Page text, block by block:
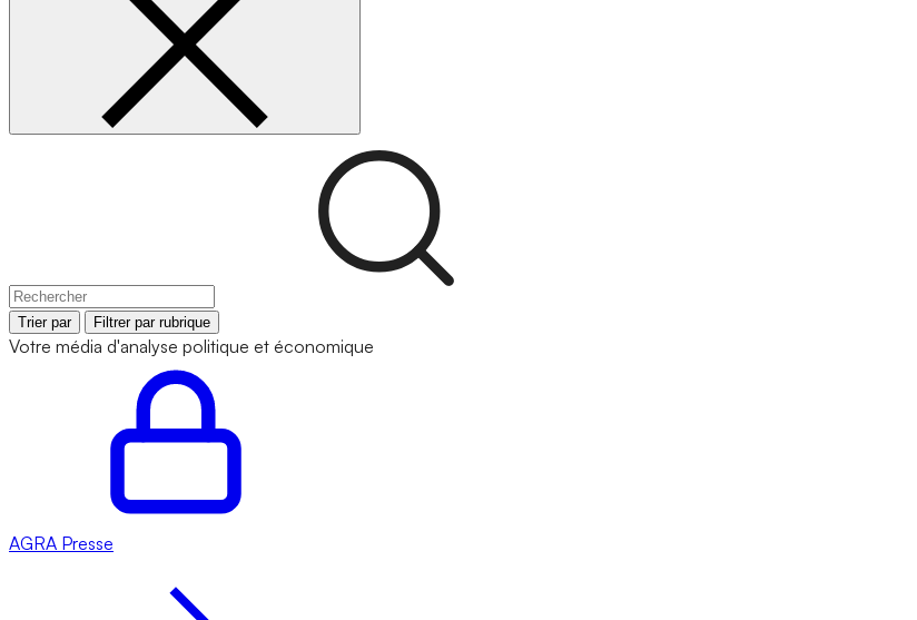
Trier par Filtrer par rubrique
Votre média d'analyse politique et économique
AGRA Presse